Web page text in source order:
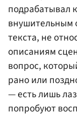
подрабатывал
внушительным
текста, не
описаниям
вопрос,
рано или
— есть лишь
попробуют